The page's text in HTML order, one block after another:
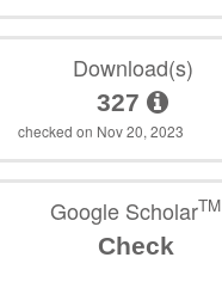
Download(s)
327
checked on Nov 20, 2023
Google ScholarTM
Check